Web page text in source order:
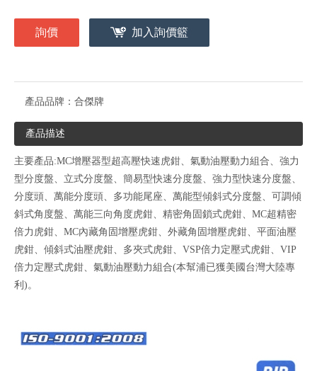
詢價 加入詢價籃
產品品牌： 合傑牌
產品描述
主要產品:MC增壓器型超高壓快速虎鉗、氣動油壓動力組合、強力
型分度盤、立式分度盤、簡易型快速分度盤、強力型快速分度盤、
分度頭、萬能分度頭、多功能尾座、萬能型傾斜式分度盤、可調傾
斜式角度盤、萬能三向角度虎鉗、精密角固鎖式虎鉗、MC超精密
倍力虎鉗、MC內藏角固增壓虎鉗、外藏角固增壓虎鉗、平面油壓
虎鉗、傾斜式油壓虎鉗、多夾式虎鉗、VSP倍力定壓式虎鉗、VIP
倍力定壓式虎鉗、氣動油壓動力組合(本幫浦已獲美國台灣大陸專
利)。